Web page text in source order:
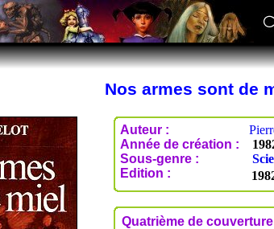
Nos armes sont de
Auteur :
Année de création :
Sous-genre :
Edition :
Quatrième de